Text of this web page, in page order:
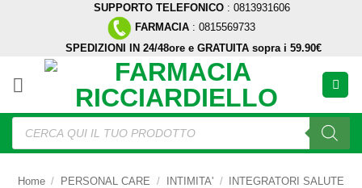
SUPPORTO TELEFONICO : 0813931606
FARMACIA : 0815569733
SPEDIZIONI IN 24/48ore e GRATUITA sopra i 59.90€
Ricerca
prodotti
Home / PERSONAL CARE / INTIMITA' /
INTEGRATORI SALUTE